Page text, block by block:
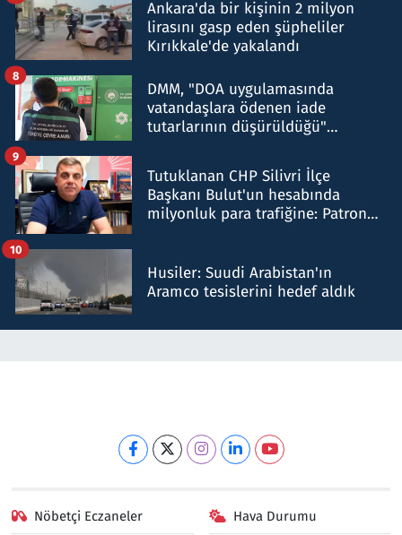
Ankara'da bir kişinin 2 milyon
lirasını gasp eden şüpheliler
Kırıkkale'de yakalandı
DMM, "DOA uygulamasında
vatandaşlara ödenen iade
tutarlarının düşürüldüğü"
8
Tutuklanan CHP Silivri İlçe
Başkanı Bulut'un hesabında
milyonluk para trafiğine: Patron
9
Husiler: Suudi Arabistan'ın
Aramco tesislerini hedef aldık
10
Nöbetçi Eczaneler Hava Durumu